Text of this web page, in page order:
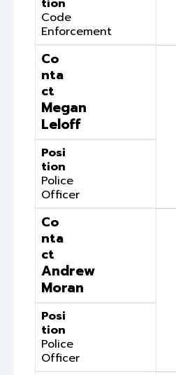
tion
Code
Enforcement
Co
nta
ct
Megan
Leloff
Posi
tion
Police
Officer
Co
nta
ct
Andrew
Moran
Posi
tion
Police
Officer